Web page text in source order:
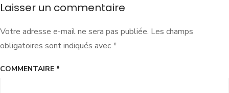
Laisser un commentaire
Votre adresse e-mail ne sera pas publiée. Les champs
obligatoires sont indiqués avec*
COMMENTAIRE *